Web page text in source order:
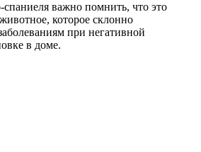
важно помнить, что это
которое склонно
при негативной
в доме.